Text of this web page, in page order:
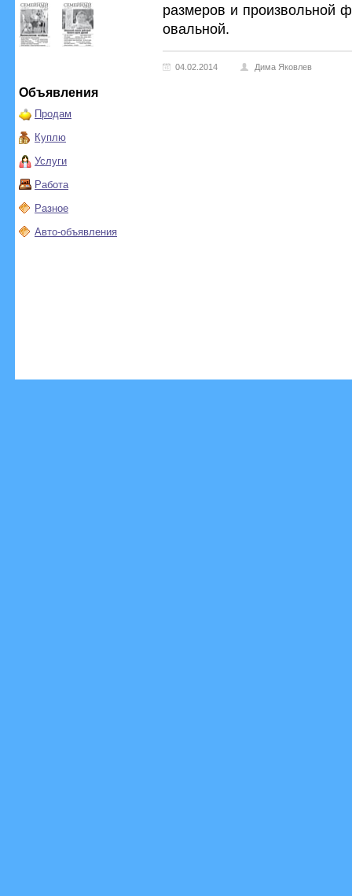
Объявления
Продам
Куплю
Услуги
Работа
Разное
Авто-объявления
размеров и произвольной
овальной.
04.02.2014 Дима Яковлев